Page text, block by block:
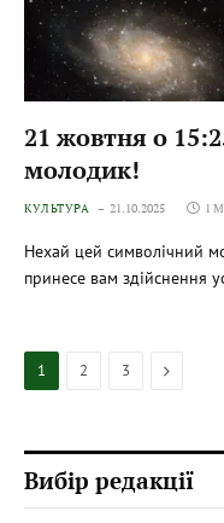
21 жовтня о
молодик!
КУЛЬТУРА 21.10.2025 1
Нехай цей символічний
принесе вам здійснення
1 2 3 Next
Вибір редакції